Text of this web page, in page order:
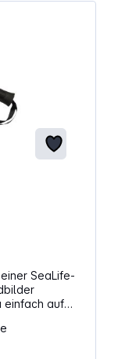
einer SeaLife-
einfach auf
in
Für